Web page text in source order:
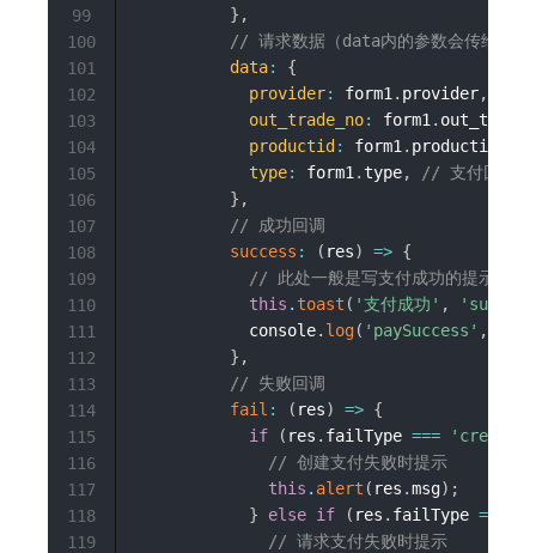
} ,
// 请求数据（data内的参数会传给云
data:
{
provider: form1 . provider,
out_trade_no: form1 .
productid : form1 . productid
type: form1 . type,
// 支付回调类
} ,
// 成功回调
success : ( res) => {
// 此处一般是写支付成功的提示或跳
this . toast ( '支付成功' ,
            console
. log( 'paySuccess' ,
} ,
// 失败回调
fail : ( res) => {
if
( res . failType === 'create'
// 创建支付失败时提示
this . alert ( res .msg) ;
}
else if ( res . failType ===
// 请求支付失败时提示
99
100
101
102
103
104
105
106
107
108
109
110
111
112
113
114
115
116
117
118
119